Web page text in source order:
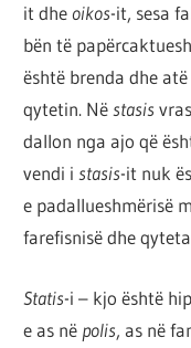
it dheoikos-it, sesa
bën të
është brenda dhe
qytetin. Nëstasis
dallon nga ajo që
vendi istasis-it nuk
e padallueshmërisë
farefisnisë dhe
Statis-i – kjo është
e as në polis, as në